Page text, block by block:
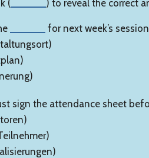
( ) to reveal the correct
for next week’s
sign the attendance sheet